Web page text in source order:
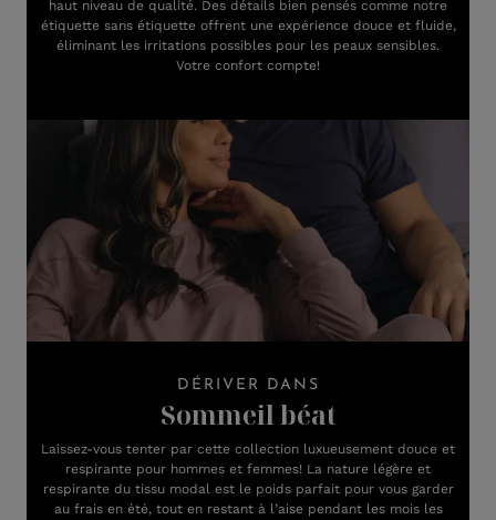
haut niveau de qualité. Des détails bien pensés comme notre
étiquette sans étiquette offrent une expérience douce et fluide,
éliminant les irritations possibles pour les peaux sensibles.
Votre confort compte!
DÉRIVER DANS
Sommeil béat
Laissez-vous tenter par cette collection luxueusement douce et
respirante pour hommes et femmes! La nature légère et
respirante du tissu modal est le poids parfait pour vous garder
au frais en été, tout en restant à l’aise pendant les mois les